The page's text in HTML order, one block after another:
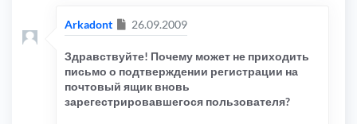
Arkadont Сообщение
26.09.2009
Здравствуйте! Почему может не приходить
письмо о подтверждении регистрации на
почтовый ящик вновь
зарегестрировавшегося пользователя?